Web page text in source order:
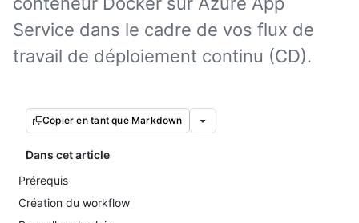
Service dans le cadre de vos flux de
travail de déploiement continu (CD).
Copier en tant que Markdown
Dans cet article
Prérequis
Création du workflow